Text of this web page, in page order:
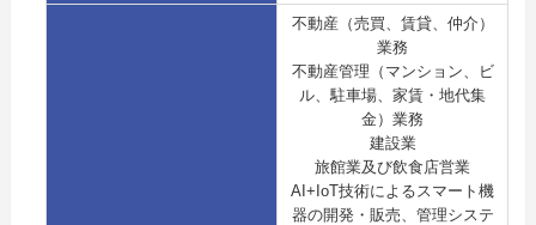
不動産（売買、賃貸、仲介）
業務
不動産管理（マンション、ビ
ル、駐車場、家賃・地代集
金）業務
建設業
旅館業及び飲食店営業
AI+IoT技術によるスマート機
器の開発・販売、管理システ